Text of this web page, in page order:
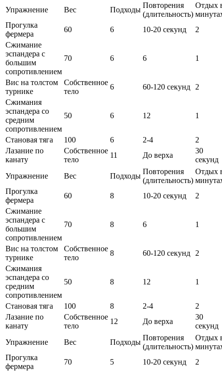
Упражнение Вес Подходы
Повторения
(длительность)
Отдых
Прогулка
фермера
60 6 10-20 секунд
2
Сжимание
эспандера с
большим
сопротивлением
70 6 6 1
Вис на толстом
турнике
Собственное
тело
6 60-120 секунд
2
Сжимания
эспандера со
средним
сопротивлением
50 6 12 1
Становая тяга 100 6 2-4
2
Лазание по
канату
Собственное
тело
11 До верха
30
секунд
Упражнение
Вес Подходы
Повторения
(длительность)
Отдых
Прогулка
фермера
60 8 10-20 секунд
2
Сжимание
эспандера с
большим
сопротивлением
70 8 6 1
Вис на толстом
турнике
Собственное
тело
8 60-120 секунд
2
Сжимания
эспандера со
средним
сопротивлением
50 8 12 1
Становая тяга 100 8 2-4
2
Лазание по
канату
Собственное
тело
12 До верха
30
секунд
Упражнение
Вес Подходы
Повторения
(длительность)
Отдых
Прогулка
фермера
70 5 10-20 секунд
2